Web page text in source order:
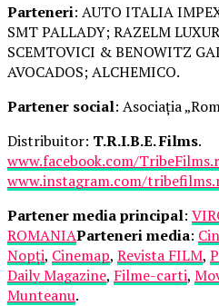
Parteneri: AUTO ITALIA
SMT PALLADY; RAZELM
SCEMTOVICI & BENOWITZ
AVOCADOS; ALCHEMICO.
Partener social: Asociația
Distribuitor: T.R.I.B.E. Films.
www.facebook.com/
www.instagram.com/
Partener media principal:
ROMANIAParteneri media:
Nopți, Cinemap, Revista FILM,
Daily Magazine, Filme-carti,
Munteanu.